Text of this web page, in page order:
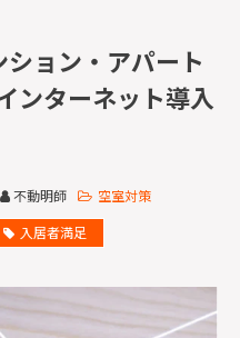
ション・アパート
ンターネット導入
不動明師
空室対策
入居者満足